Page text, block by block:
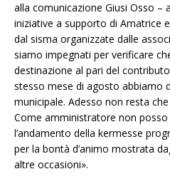
alla comunicazione Giusi Osso
iniziative a supporto di Amatrice
dal sisma organizzate dalle
siamo impegnati per verificare
destinazione al pari del
stesso mese di agosto abbiamo
municipale. Adesso non resta
Come amministratore non
l’andamento della kermesse
per la bontà d’animo mostrata
altre occasioni».